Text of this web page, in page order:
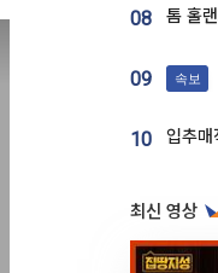
08
09 속보
10
최신 영상